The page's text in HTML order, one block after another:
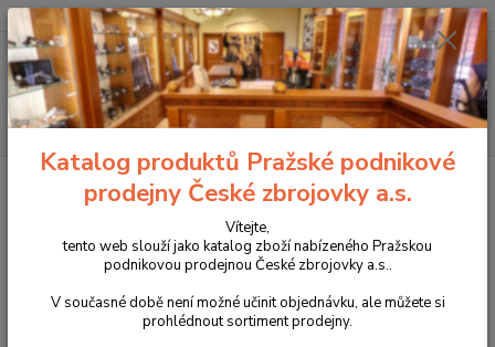
Menu
Hledat
+420 225 375 800
Kulové náboje Náboje RWS 30-06Spr. ID 9,7g
Náboje RWS 30-06Spr. ID 9,7g
Katalog produktů Pražské podnikové
prodejny České zbrojovky a.s.
Vítejte,
tento web slouží jako katalog zboží nabízeného Pražskou
podnikovou prodejnou České zbrojovky a.s..
V současné době není možné učinit objednávku, ale můžete si
prohlédnout sortiment prodejny.